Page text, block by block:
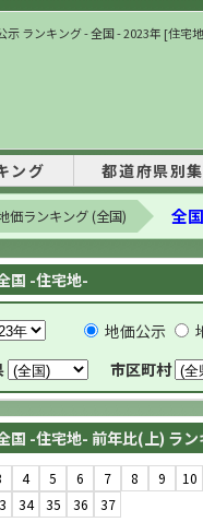
示 ランキング - 全国 - 2023年 [住宅
ング 都道府県別
価ランキング (全国) 全
国 -住宅地-
地価公示
市区町村
国 -住宅地- 前年比(上) ラ
4 5 6 7 8 9
10
34 35 36 37